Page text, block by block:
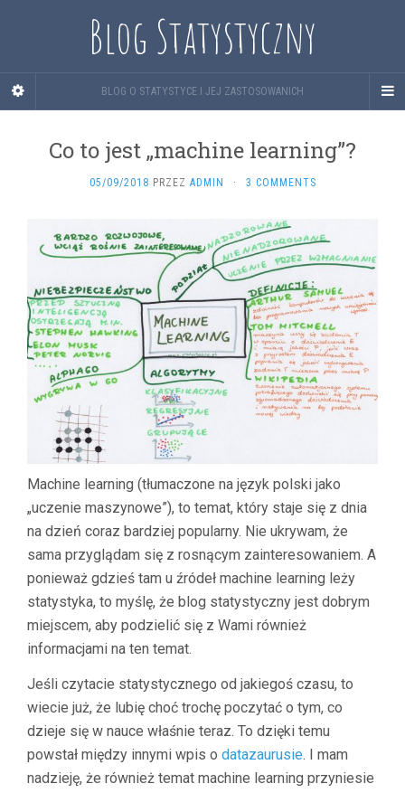
Blog Statystyczny
BLOG O STATYSTYCE I JEJ ZASTOSOWANICH
Co to jest „machine learning”?
05/09/2018 PRZEZ ADMIN · 3 COMMENTS
Machine learning (tłumaczone na język polski jako
„uczenie maszynowe”), to temat, który staje się z dnia
na dzień coraz bardziej popularny. Nie ukrywam, że
sama przyglądam się z rosnącym zainteresowaniem. A
ponieważ gdzieś tam u źródeł machine learning leży
statystyka, to myślę, że blog statystyczny jest dobrym
miejscem, aby podzielić się z Wami również
informacjami na ten temat.
Jeśli czytacie statystycznego od jakiegoś czasu, to
wiecie już, że lubię choć trochę poczytać o tym, co
dzieje się w nauce właśnie teraz. To dzięki temu
powstał między innymi wpis o datazaurusie. I mam
nadzieję, że również temat machine learning przyniesie